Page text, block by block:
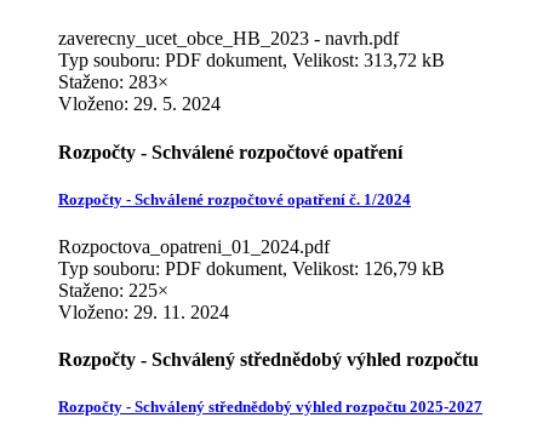
zaverecny_ucet_obce_HB_2023 - navrh.pdf
Typ souboru: PDF dokument, Velikost: 313,72 kB
Staženo: 283×
Vloženo: 29. 5. 2024
Rozpočty - Schválené rozpočtové opatření
Rozpočty - Schválené rozpočtové opatření č. 1/2024
Rozpoctova_opatreni_01_2024.pdf
Typ souboru: PDF dokument, Velikost: 126,79 kB
Staženo: 225×
Vloženo: 29. 11. 2024
Rozpočty - Schválený střednědobý výhled rozpočtu
Rozpočty - Schválený střednědobý výhled rozpočtu 2025-2027